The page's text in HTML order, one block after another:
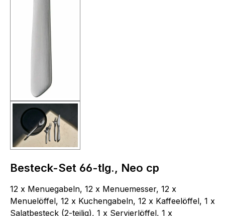
Besteck-Set 66-tlg., Neo cp
12 x Menuegabeln, 12 x Menuemesser, 12 x
Menuelöffel, 12 x Kuchengabeln, 12 x Kaffeelöffel, 1 x
Salatbesteck (2-teilig), 1 x Servierlöffel, 1 x